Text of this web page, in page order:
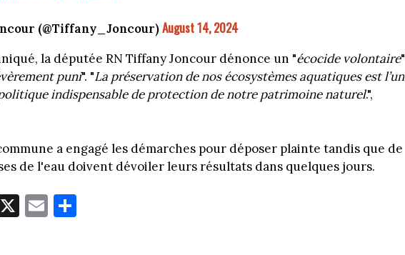
(@Tiffany_Joncour)August 14, 2024
la députée RN Tiffany Joncour dénonce un "écocide volontaire"
puni". "La préservation de nos écosystèmes aquatiques est l’un
indispensable de protection de notre patrimoine naturel.",
a engagé les démarches pour déposer plainte tandis que de
de l'eau doivent dévoiler leurs résultats dans quelques jours.
X E
m